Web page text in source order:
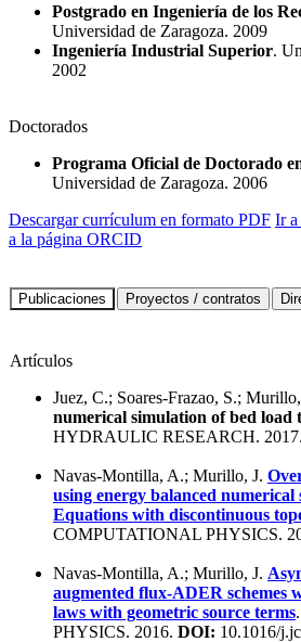
Postgrado en Ingeniería de los
Universidad de Zaragoza. 2009
Ingeniería Industrial Superior.
2002
Doctorados
Programa Oficial de Doctorado
Universidad de Zaragoza. 2006
Descargar currículum en formato PDF Ir a
a la página ORCID
Artículos
Juez, C.; Soares-Frazao, S.;
numerical simulation of bed load
HYDRAULIC RESEARCH. 2017.
Navas-Montilla, A.; Murillo, J.
using energy balanced
Equations with discontinuous
COMPUTATIONAL PHYSICS.
Navas-Montilla, A.; Murillo, J.
augmented flux-ADER schemes
laws with geometric source terms
PHYSICS. 2016. DOI: 10.1016/